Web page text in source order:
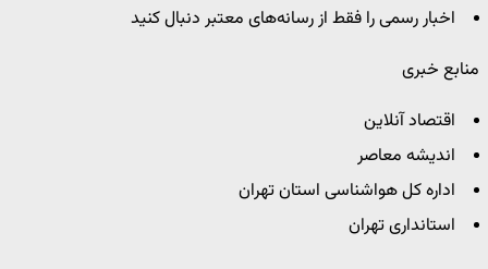
اخبار رسمی را فقط از رسانه‌های معتبر دنبال کنید
منابع خبری
اقتصاد آنلاین
اندیشه معاصر
اداره کل هواشناسی استان تهران
استانداری تهران